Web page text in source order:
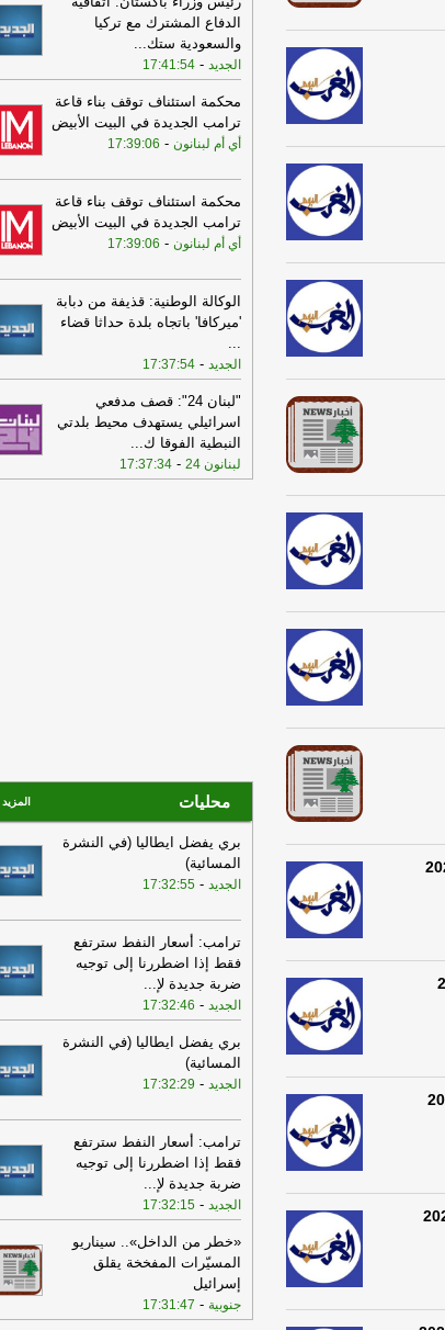
17:09
"لبنان 24": طائرة مسيّرة
إسرائيليّة استهدفت مشاع ميفدون
ومعلومات عن إصابة شخص بجروحٍ طفيفة
16:58
"الوفاء للمقاومة": على السلطة
حزم أمرها ووقف التفاوض مع العدو
LBCI
16:17
مصادر بعبدا للجديد: لم يتم
التوصل إلى نتائج نهائية بشأن المناطق
النموذجية مع تمسّك لبنان بالانتقال إلى
مناطق جديدة وإصرار إسرائيل على التحقق
16:16
جابر استقبل جهاد الصمد: توزيع
حصص البلديات من إيرادات الهاتف الثابت
قريباً وفتح محتسبية مالية في الضنية
لتسهيل معاملات المواطنين
لمسيرات إسرائيلية في اجواء صور
ومحيطها وغارة على المنصوري تزامنت مع
عملية تفجير-أل بي سي أي
15:21
نقابة مستوردي المواد الغذائية:
الدفاع المشترك مع تركيا
والسعودية ستك...
الجديد -
17:41:54
محكمة استئناف توقف بناء قاعة
ترامب الجديدة في البيت الأبيض
أي أم لبنانون -
17:39:06
محكمة استئناف توقف بناء قاعة
ترامب الجديدة في البيت الأبيض
أي أم لبنانون -
17:39:06
الوكالة الوطنية: قذيفة من دبابة
'ميركافا' باتجاه بلدة حداثا قضاء
...
الجديد -
17:37:54
"لبنان 24": قصف مدفعي
اسرائيلي يستهدف محيط بلدتي
النبطية الفوقا ك...
لبنانون 24 -
17:37:34
محليات المزيد
بري يفضل ايطاليا (في النشرة
المسائية)
الجديد -
17:32:55
ترامب: أسعار النفط سترتفع
فقط إذا اضطررنا إلى توجيه
ضربة جديدة لإ...
الجديد -
17:32:46
بري يفضل ايطاليا (في النشرة
المسائية)
الجديد -
17:32:29
ترامب: أسعار النفط سترتفع
فقط إذا اضطررنا إلى توجيه
ضربة جديدة لإ...
الجديد -
17:32:15
«خطر من الداخل».. سيناريو
المسيّرات المفخخة يقلق
إسرائيل
جنوبية -
17:31:47